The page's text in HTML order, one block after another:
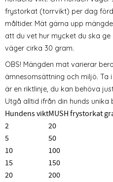
frystorkat (torrvikt) per dag
måltider. Mät gärna upp
att du vet hur mycket du ska ge
väger cirka 30 gram.
OBS! Mängden mat varierar
ämnesomsättning och miljö.
är en riktlinje, du kan behöva
Utgå alltid ifrån din hunds unika
Hundens viktMUSH frystorkat
2
20
5
50
10
100
15
150
20
200